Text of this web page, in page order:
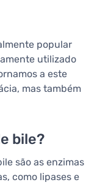
popular
utilizado
a este
mas também
bile?
são as enzimas
como lipases e